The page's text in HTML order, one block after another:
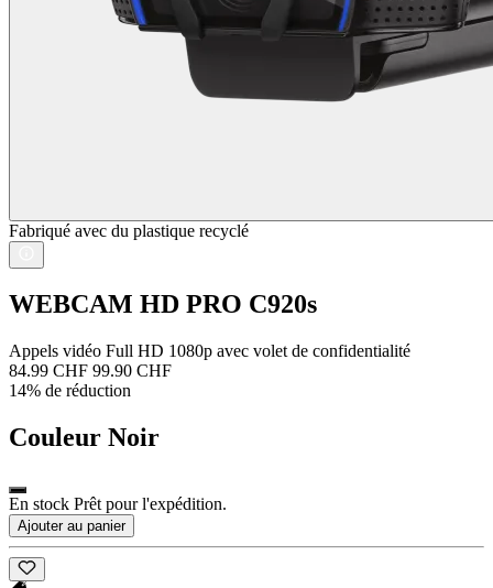
Fabriqué avec du plastique recyclé
WEBCAM HD PRO C920s
Appels vidéo Full HD 1080p avec volet de confidentialité
84.99 CHF 99.90 CHF
14% de réduction
Couleur Noir
En stock Prêt pour l'expédition.
Ajouter au panier